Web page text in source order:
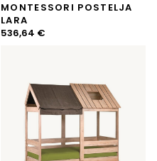
MONTESSORI POSTELJA
LARA
536,64 €